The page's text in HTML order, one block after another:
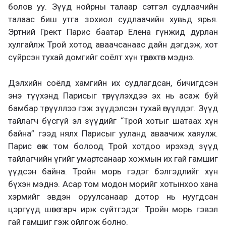
болов уу. Зүүд нойрны талаар сэтгэл судлаачийн
талаас биш утга зохиол судлаачийн хувьд ярья.
Эртний Грект Парис баатар Елена гүнжид дурлан
хулгайлж Трой хотод аваачсанаас дайн дэгдэж, хот
сүйрсэн тухай домгийг соёлт хүн төрөлхтөн мэднэ.
Дэлхийн соёлд хамгийн их судлагдсан, бичигдсэн
энэ түүхэнд Парисыг төрүүлэхдээ эх нь асаж буй
бамбар төрүүллээ гэж зүүдэлсэн тухай өгүүлдэг. Зүүд
тайлагч бүсгүй эл зүүдийг “Трой хотыг шатаах хүн
байна” гээд нялх Парисыг ууланд аваачиж хаяулж.
Парис өсөж том болоод Трой хотдоо ирэхэд зүүд
тайлагчийн үгийг умартсанаар хожмын их гай гамшиг
үүдсэн байна. Тройн морь гэдэг бэлгэдлийг хүн
бүхэн мэднэ. Асар том модон морийг хотынхоо хана
хэрмийг эвдэн оруулсанаар дотор нь нуугдсан
цэргүүд шөнө гарч ирж сүйтгэдэг. Тройн морь гэвэл
гай гамшиг гэж ойлгож болно.